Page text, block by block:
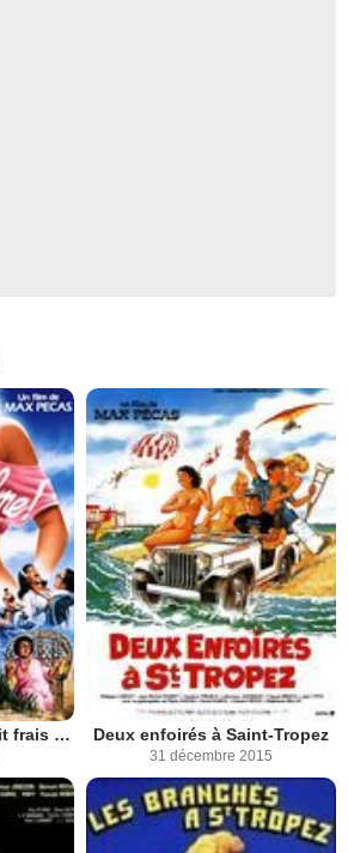
On se calme et on boit frais à Saint-Tropez Deux enfoirés à Saint-Tropez
31 décembre 2015